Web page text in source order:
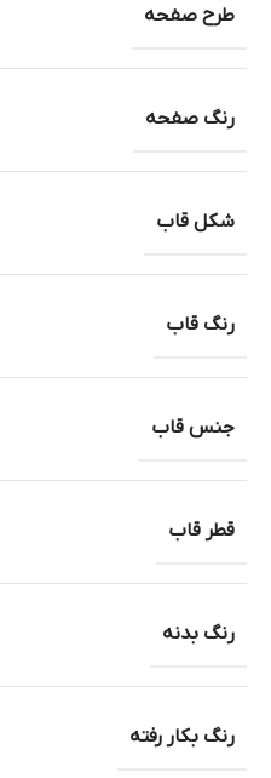
طرح صفحه
رنگ صفحه
شکل قاب
رنگ قاب
جنس قاب
قطر قاب
رنگ بدنه
رنگ بکار رفته